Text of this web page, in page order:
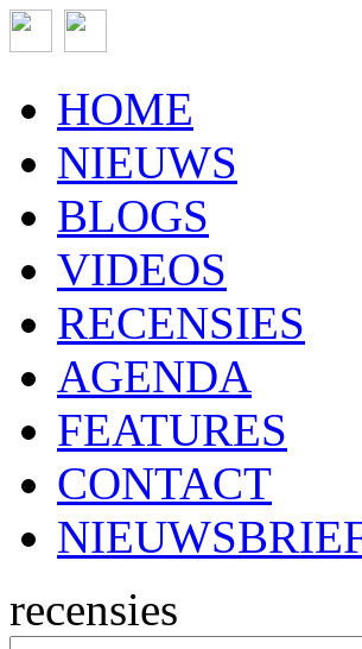
HOME
NIEUWS
BLOGS
VIDEOS
RECENSIES
AGENDA
FEATURES
CONTACT
recensies